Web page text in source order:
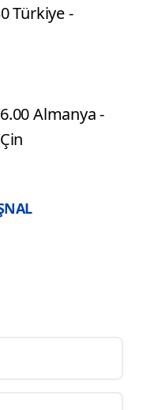
Türkiye -
Almanya -